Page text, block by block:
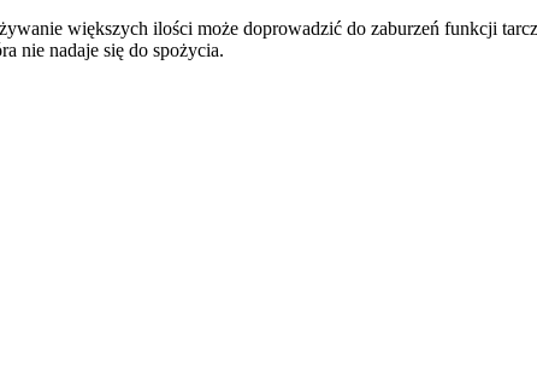
większych ilości może doprowadzić do zaburzeń funkcji
nie nadaje się do spożycia.